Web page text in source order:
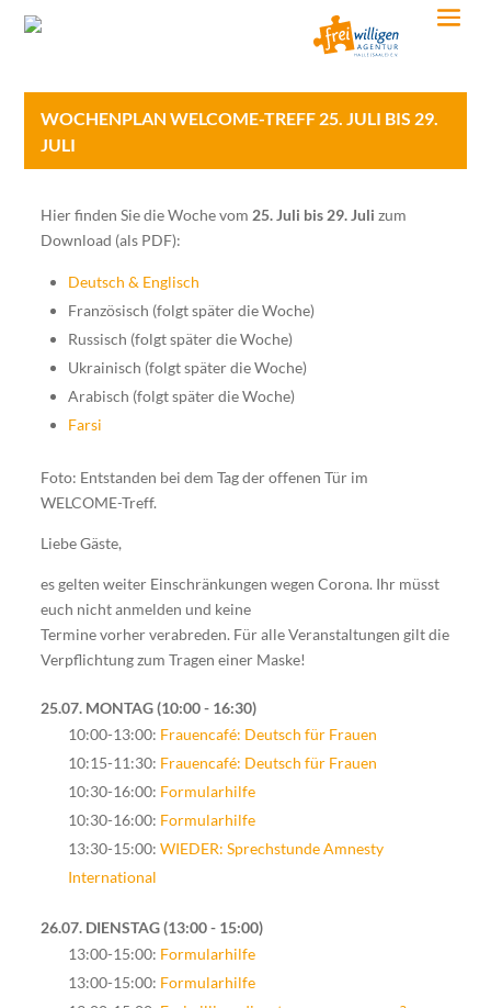
WOCHENPLAN WELCOME-TREFF 25. JULI BIS 29.
JULI
Hier finden Sie die Woche vom 25. Juli bis 29. Juli zum
Download (als PDF):
Deutsch & Englisch
Französisch (folgt später die Woche)
Russisch (folgt später die Woche)
Ukrainisch (folgt später die Woche)
Arabisch (folgt später die Woche)
Farsi
Foto: Entstanden bei dem Tag der offenen Tür im
WELCOME-Treff.
Liebe Gäste,
es gelten weiter Einschränkungen wegen Corona. Ihr müsst
euch nicht anmelden und keine
Termine vorher verabreden. Für alle Veranstaltungen gilt die
Verpflichtung zum Tragen einer Maske!
25.07. MONTAG 10:00 - 16:30
10:00-13:00: Frauencafé: Deutsch für Frauen
10:15-11:30: Frauencafé: Deutsch für Frauen
10:30-16:00: Formularhilfe
10:30-16:00: Formularhilfe
13:30-15:00: WIEDER: Sprechstunde Amnesty
International
26.07. DIENSTAG 13:00 - 15:00
13:00-15:00: Formularhilfe
13:00-15:00: Formularhilfe